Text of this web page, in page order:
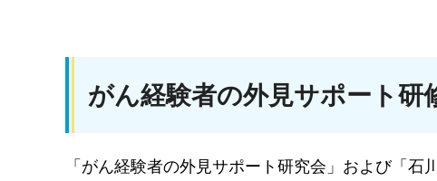
がん経験者の外見サポート
「がん経験者の外見サポート研究会」および「